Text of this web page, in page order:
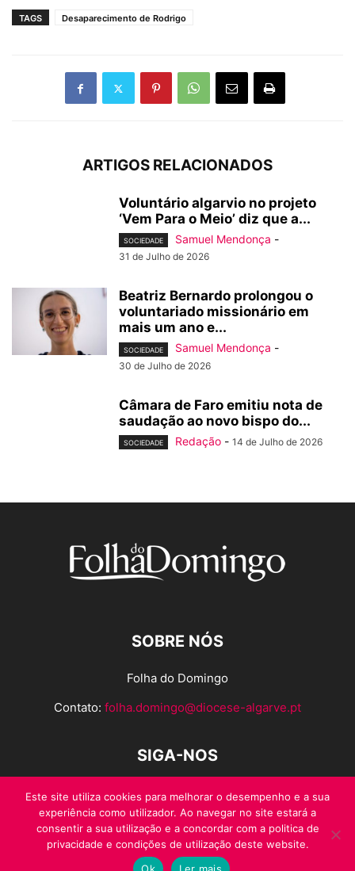
TAGS Desaparecimento de Rodrigo
ARTIGOS RELACIONADOS
Voluntário algarvio no projeto
‘Vem Para o Meio’ diz que a...
SOCIEDADE Samuel Mendonça -
31 de Julho de 2026
Beatriz Bernardo prolongou o
voluntariado missionário em
mais um ano e...
SOCIEDADE Samuel Mendonça -
30 de Julho de 2026
Câmara de Faro emitiu nota de
saudação ao novo bispo do...
SOCIEDADE Redação - 14 de Julho de 2026
SOBRE NÓS
Folha do Domingo
Contato: folha.domingo@diocese-algarve.pt
SIGA-NOS
Este site utiliza cookies para melhorar o desempenho e a sua
experiência como utilizador. Ao navegar no site estará a
consentir a sua utilização e a concordar com a politica de
privacidade e condições de utilização deste website.
Ok
Ler mais